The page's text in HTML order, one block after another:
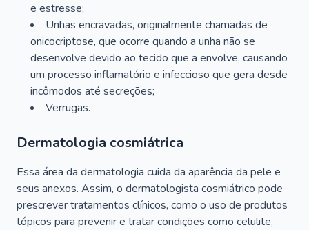
e estresse;
Unhas encravadas, originalmente chamadas de
onicocriptose, que ocorre quando a unha não se
desenvolve devido ao tecido que a envolve, causando
um processo inflamatório e infeccioso que gera desde
incômodos até secreções;
Verrugas.
Dermatologia cosmiátrica
Essa área da dermatologia cuida da aparência da pele e
seus anexos. Assim, o dermatologista cosmiátrico pode
prescrever tratamentos clínicos, como o uso de produtos
tópicos para prevenir e tratar condições como celulite,